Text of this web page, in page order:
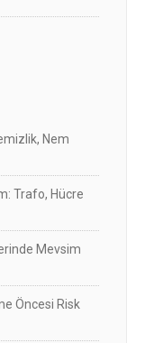
Nem
Trafo, Hücre
Mevsim
Öncesi Risk